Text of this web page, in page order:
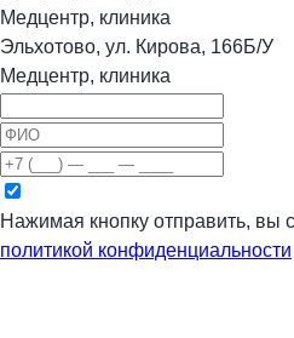
Медцентр, клиника
Эльхотово, ул. Кирова, 166Б/У
Медцентр, клиника
Нажимая кнопку отправить, вы
политикой конфиденциальности